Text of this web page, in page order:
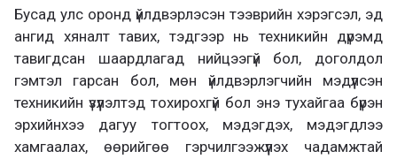
Бусад улс оронд үйлдвэрлэсэн тээврийн хэрэгсэл, эд
ангид хяналт тавих, тэдгээр нь техникийн дүрэмд
тавигдсан шаардлагад нийцээгүй бол, доголдол
гэмтэл гарсан бол, мөн үйлдвэрлэгчийн мэдүүлсэн
техникийн үзүүлэлтэд тохирохгүй бол энэ тухайгаа бүрэн
эрхийнхээ дагуу тогтоох, мэдэгдэх, мэдэгдлээ
хамгаалах, өөрийгөө гэрчилгээжүүлэх чадамжтай